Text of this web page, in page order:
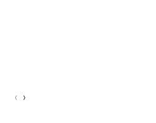
‹ ›